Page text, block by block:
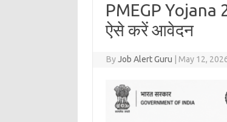
PMEGP Yojana
ऐसे करें आवेदन
ByJob Alert Guru May 12,